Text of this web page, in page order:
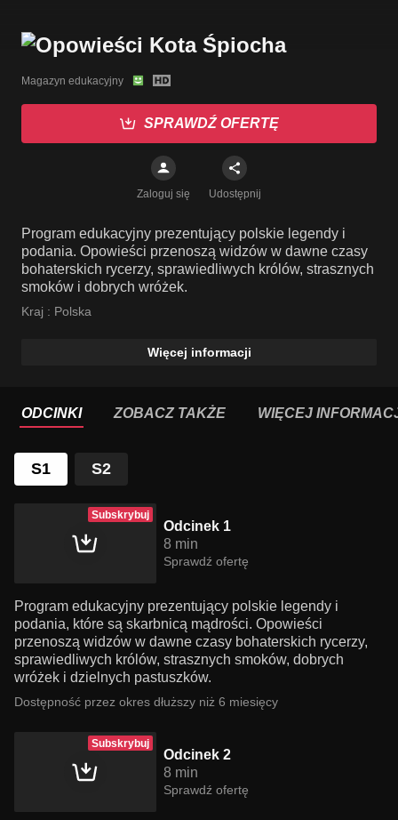
Magazyn edukacyjny
SPRAWDŹ OFERTĘ
Zaloguj się Udostępnij
Program edukacyjny prezentujący polskie legendy i
podania. Opowieści przenoszą widzów w dawne czasy
bohaterskich rycerzy, sprawiedliwych królów, strasznych
smoków i dobrych wróżek.
Kraj : Polska
Więcej informacji
ODCINKI ZOBACZ TAKŻE WIĘCEJ
S1 S2
Subskrybuj
Odcinek 1
8 min
Sprawdź ofertę
Program edukacyjny prezentujący polskie legendy i
podania, które są skarbnicą mądrości. Opowieści
przenoszą widzów w dawne czasy bohaterskich rycerzy,
sprawiedliwych królów, strasznych smoków, dobrych
wróżek i dzielnych pastuszków.
Dostępność przez okres dłuższy niż 6 miesięcy
Subskrybuj
Odcinek 2
8 min
Sprawdź ofertę